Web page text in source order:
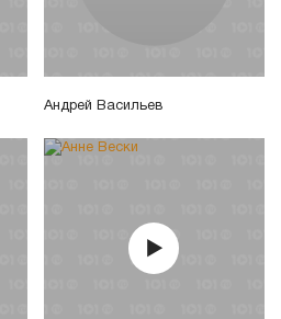
Андрей Васильев